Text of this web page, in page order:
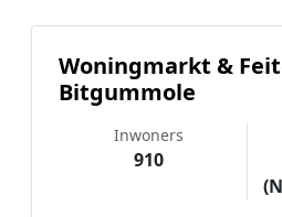
Woningmarkt &
Bitgummole
Inwoners
910